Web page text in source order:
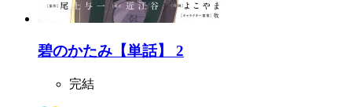
碧のかたみ【単話】 2
完結